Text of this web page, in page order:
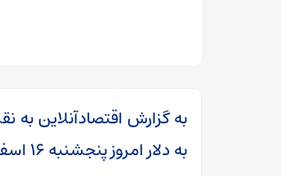
به گزارش اقتصادآنلاین به
به دلار امروز پنجشنبه ۱۶ اسفند ۱۴۰۳ را می‌توانید در جدول زیر مشاهده نمایید.